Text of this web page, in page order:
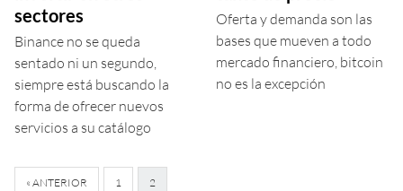
sectores
Binance no se queda
sentado ni un segundo,
siempre está buscando la
forma de ofrecer nuevos
servicios a su catálogo
Oferta y demanda son las
bases que mueven a todo
mercado financiero, bitcoin
no es la excepción
« ANTERIOR 1 2